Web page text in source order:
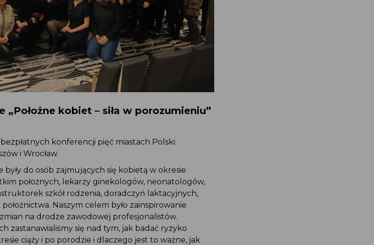
„Położne kobiet – siła w porozumieniu”
konferencji pięć miastach Polski:
i Wrocław.
były do osób zajmujących się kobietą w okresie
położnych, lekarzy ginekologów, neonatologów,
szkół rodzenia, doradczyń laktacyjnych,
Naszym celem było zainspirowanie
na drodze zawodowej profesjonalistów.
zastanawialiśmy się nad tym, jak badać ryzyko
ciąży i po porodzie i dlaczego jest to ważne, jak